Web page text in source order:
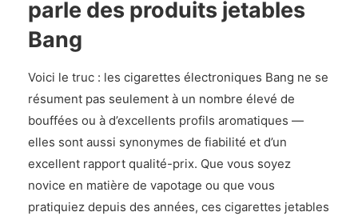
parle des produits jetables
Bang
Voici le truc : les cigarettes électroniques Bang ne se
résument pas seulement à un nombre élevé de
bouffées ou à d’excellents profils aromatiques —
elles sont aussi synonymes de fiabilité et d’un
excellent rapport qualité-prix. Que vous soyez
novice en matière de vapotage ou que vous
pratiquiez depuis des années, ces cigarettes jetables